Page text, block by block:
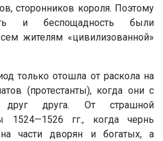
сторонников короля. Поэтому
и беспощадность были
жителям «цивилизованной»
только отошла от раскола на
(протестанты), когда они с
друг друга. От страшной
1524—1526 гг., когда чернь
части дворян и богатых, а